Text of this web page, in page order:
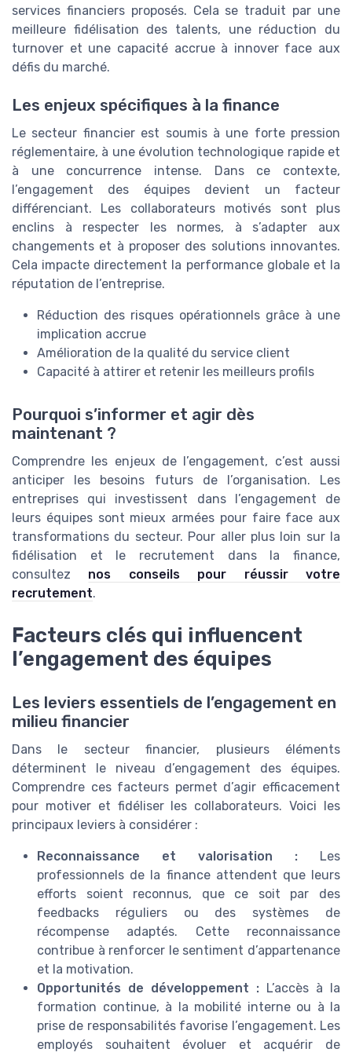
services financiers proposés. Cela se traduit par une
meilleure fidélisation des talents, une réduction du
turnover et une capacité accrue à innover face aux
défis du marché.
Les enjeux spécifiques à la finance
Le secteur financier est soumis à une forte pression
réglementaire, à une évolution technologique rapide et
à une concurrence intense. Dans ce contexte,
l’engagement des équipes devient un facteur
différenciant. Les collaborateurs motivés sont plus
enclins à respecter les normes, à s’adapter aux
changements et à proposer des solutions innovantes.
Cela impacte directement la performance globale et la
réputation de l’entreprise.
Réduction des risques opérationnels grâce à une
implication accrue
Amélioration de la qualité du service client
Capacité à attirer et retenir les meilleurs profils
Pourquoi s’informer et agir dès
maintenant ?
Comprendre les enjeux de l’engagement, c’est aussi
anticiper les besoins futurs de l’organisation. Les
entreprises qui investissent dans l’engagement de
leurs équipes sont mieux armées pour faire face aux
transformations du secteur. Pour aller plus loin sur la
fidélisation et le recrutement dans la finance,
consultez nos conseils pour réussir votre
recrutement.
Facteurs clés qui influencent
l’engagement des équipes
Les leviers essentiels de l’engagement en
milieu financier
Dans le secteur financier, plusieurs éléments
déterminent le niveau d’engagement des équipes.
Comprendre ces facteurs permet d’agir efficacement
pour motiver et fidéliser les collaborateurs. Voici les
principaux leviers à considérer :
Reconnaissance et valorisation : Les
professionnels de la finance attendent que leurs
efforts soient reconnus, que ce soit par des
feedbacks réguliers ou des systèmes de
récompense adaptés. Cette reconnaissance
contribue à renforcer le sentiment d’appartenance
et la motivation.
Opportunités de développement : L’accès à la
formation continue, à la mobilité interne ou à la
prise de responsabilités favorise l’engagement. Les
employés souhaitent évoluer et acquérir de